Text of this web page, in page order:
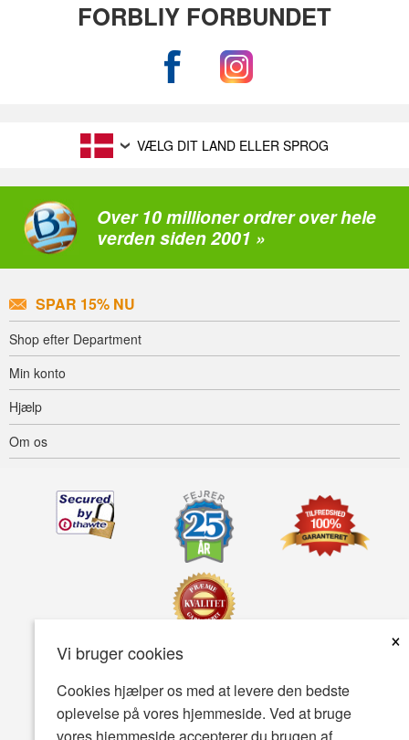
Vi bruger cookies
×
Cookies hjælper os med at levere den bedste
oplevelse på vores hjemmeside. Ved at bruge
FORBLIY FORBUNDET
VÆLG DIT LAND ELLER SPROG
Over 10 millioner ordrer over hele
verden siden 2001 »
SPAR 15% NU
Shop efter Department
Min konto
Hjælp
Om os
Tilgængelighed Betingelser for brug Fortrolighedspolitik
Sikkerhedspolitik